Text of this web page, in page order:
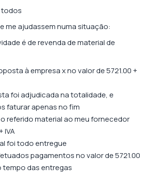
todos
me ajudassem numa situação:
é de revenda de material de
à empresa x no valor de 5721.00 +
foi adjudicada na totalidade, e
faturar apenas no fim
o referido material ao meu fornecedor
IVA
foi todo entregue
pagamentos no valor de 5721.00
tempo das entregas